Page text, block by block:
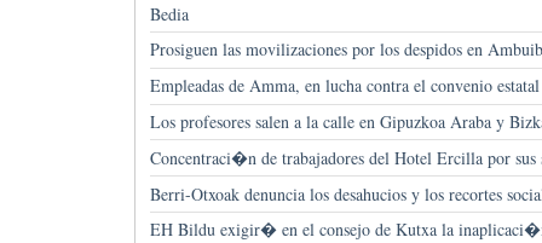
Bedia
Prosiguen las movilizaciones por los despidos en
Empleadas de Amma, en lucha contra el convenio estatal
Los profesores salen a la calle en Gipuzkoa Araba y
Concentraci�n de trabajadores del Hotel Ercilla por sus
Berri-Otxoak denuncia los desahucios y los recortes
EH Bildu exigir� en el consejo de Kutxa la